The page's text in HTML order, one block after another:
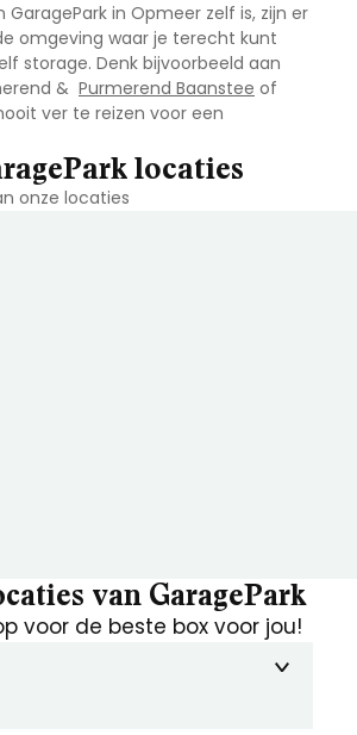
GaragePark in Opmeer zelf is, zijn er
omgeving waar je terecht kunt
storage. Denk bijvoorbeeld aan
& Purmerend Baanstee of
ver te reizen voor een
locaties
onze locaties
van GaragePark
voor de beste box voor jou!